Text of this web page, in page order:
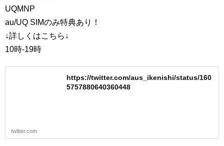
UQMNP
au/UQ SIMのみ特典あり！
↓詳しくはこちら↓
10時-19時
https://twitter.com/aus_ikenishi/status/160
5757880640360448
twitter.com